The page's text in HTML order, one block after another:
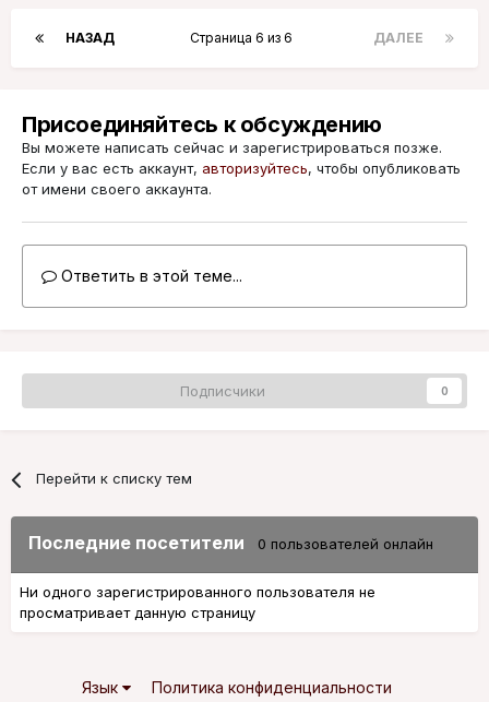
НАЗАД ДАЛЕЕ
Страница 6 из 6
Присоединяйтесь к обсуждению
Вы можете написать сейчас и зарегистрироваться позже.
Если у вас есть аккаунт, авторизуйтесь, чтобы опубликовать
от имени своего аккаунта.
Ответить в этой теме...
Подписчики 0
Перейти к списку тем
Последние посетители 0 пользователей онлайн
Ни одного зарегистрированного пользователя не
просматривает данную страницу
Язык
Политика конфиденциальности